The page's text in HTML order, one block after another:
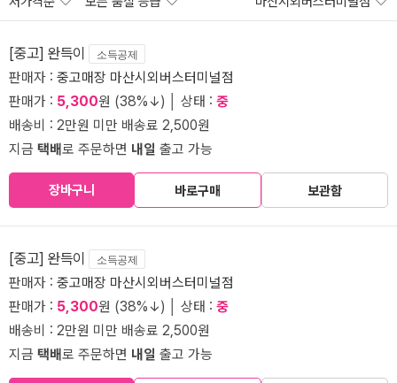
[중고] 완득이 소득공제
판매자 : 중고매장 마산시외버스터미널점
판매가 : 5,300원 (38%↓) │ 상태 : 중
배송비 : 2만원 미만 배송료 2,500원
지금 택배로 주문하면 내일 출고 가능
장바구니 바로구매 보관함
[중고] 완득이 소득공제
판매자 : 중고매장 마산시외버스터미널점
판매가 : 5,300원 (38%↓) │ 상태 : 중
배송비 : 2만원 미만 배송료 2,500원
지금 택배로 주문하면 내일 출고 가능